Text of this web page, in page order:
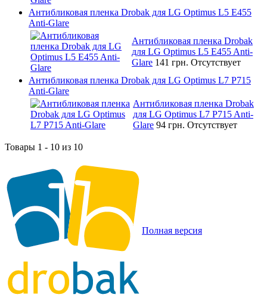
Антибликовая пленка Drobak для LG Optimus L5 E455
Anti-Glare
Антибликовая пленка Drobak
для LG Optimus L5 E455 Anti-
Glare 141 грн. Отсутствует
Антибликовая пленка Drobak для LG Optimus L7 P715
Anti-Glare
Антибликовая пленка Drobak
для LG Optimus L7 P715 Anti-
Glare 94 грн. Отсутствует
Товары 1 - 10 из 10
Полная версия